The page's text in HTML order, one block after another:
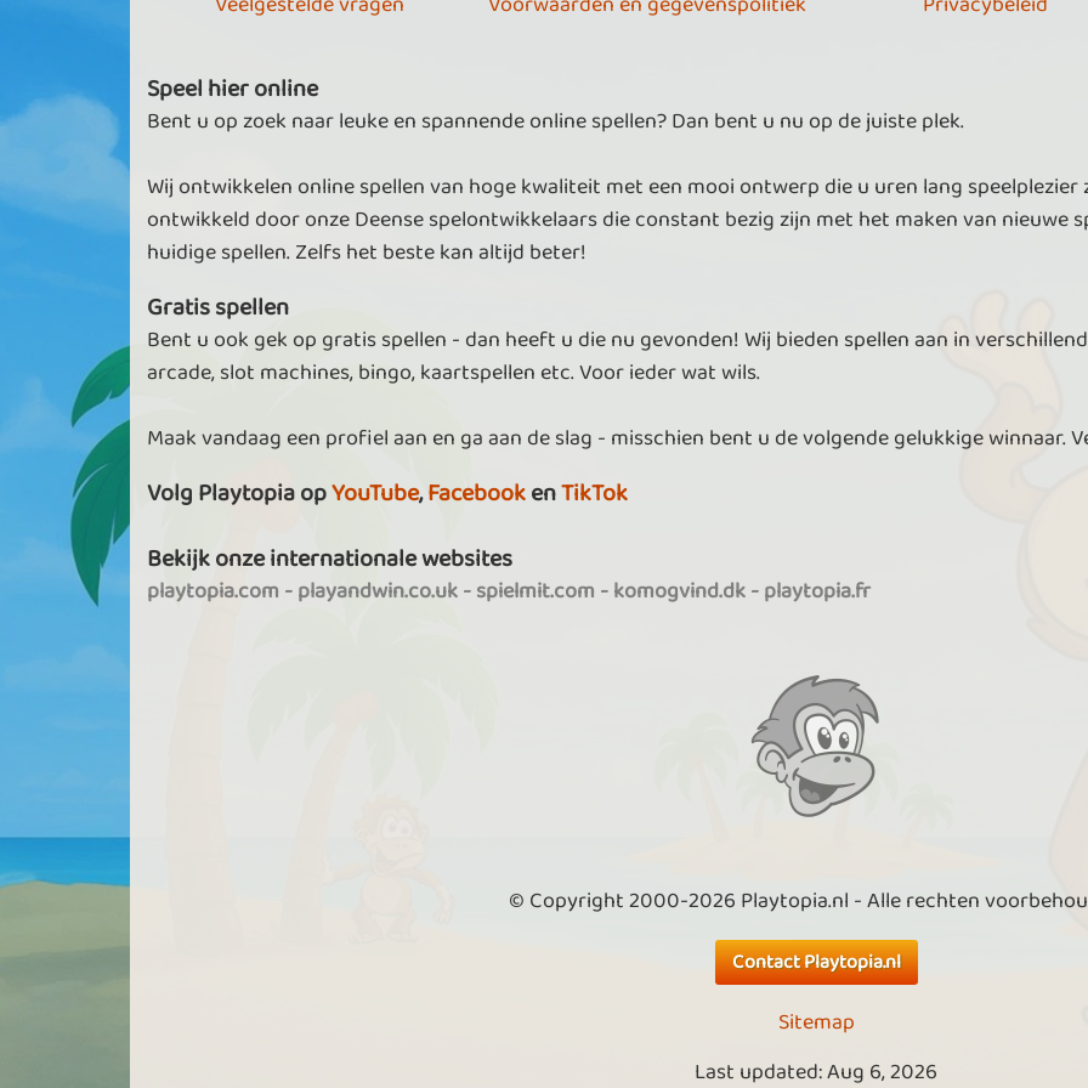
Speel hier online
Bent u op zoek naar leuke en spannende online spellen? Dan bent u nu op de juiste plek.
Wij ontwikkelen online spellen van hoge kwaliteit met een mooi ontwerp die u uren lang speelplezier
ontwikkeld door onze Deense spelontwikkelaars die constant bezig zijn met het maken van nieuwe
huidige spellen. Zelfs het beste kan altijd beter!
Gratis spellen
Bent u ook gek op gratis spellen - dan heeft u die nu gevonden! Wij bieden spellen aan in
arcade, slot machines, bingo, kaartspellen etc. Voor ieder wat wils.
Maak vandaag een profiel aan en ga aan de slag - misschien bent u de volgende gelukkige winnaar.
Volg Playtopia opYouTube,FacebookenTikTok
Bekijk onze internationale websites
playtopia.com -playandwin.co.uk-spielmit.com -komogvind.dk-playtopia.fr
© Copyright 2000-2026 Playtopia.nl - Alle rechten
Contact Playtopia.nl
Sitemap
Last updated: Aug 6, 2026